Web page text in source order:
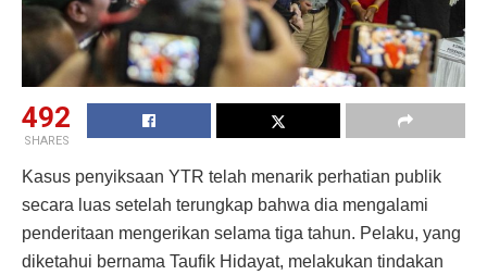
492
SHARES
Kasus penyiksaan YTR telah menarik perhatian publik
secara luas setelah terungkap bahwa dia mengalami
penderitaan mengerikan selama tiga tahun. Pelaku, yang
diketahui bernama Taufik Hidayat, melakukan tindakan